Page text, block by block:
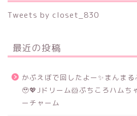
Tweets by closet_830
最近の投稿
かぷえぼで回したよー✨まんま
🥹💖Jドリーム🐹ぷちころハムち
ーチャーム